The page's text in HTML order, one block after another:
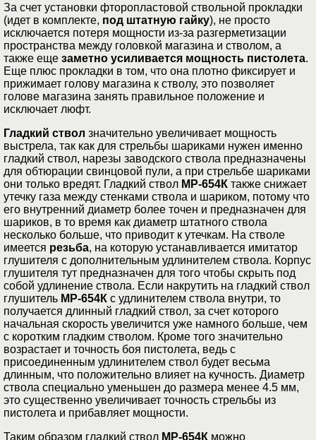
За счет установки фторопластовой ствольной прокладки
(идет в комплекте, под штатную гайку), не просто
исключается потеря мощности из-за разгерметизации
пространства между головкой магазина и стволом, а
также еще заметно усиливается мощность пистолета.
Еще плюс прокладки в том, что она плотно фиксирует и
прижимает голову магазина к стволу, это позволяет
голове магазина занять правильное положение и
исключает люфт.
Гладкий ствол значительно увеличивает мощность
выстрела, так как для стрельбы шариками нужен именно
гладкий ствол, нарезы заводского ствола предназначены
для обтюрации свинцовой пули, а при стрельбе шариками
они только вредят. Гладкий ствол МР-654К также снижает
утечку газа между стенками ствола и шариком, потому что
его внутренний диаметр более точен и предназначен для
шариков, в то время как диаметр штатного ствола
несколько больше, что приводит к утечкам. На стволе
имеется резьба, на которую устанавливается имитатор
глушителя с дополнительным удлинителем ствола. Корпус
глушителя тут предназначен для того чтобы скрыть под
собой удлинение ствола. Если накрутить на гладкий ствол
глушитель МР-654К с удлинителем ствола внутри, то
получается длинный гладкий ствол, за счет которого
начальная скорость увеличится уже намного больше, чем
с коротким гладким стволом. Кроме того значительно
возрастает и точность боя пистолета, ведь с
присоединенным удлинителем ствол будет весьма
длинным, что положительно влияет на кучность. Диаметр
ствола специально уменьшен до размера менее 4.5 мм,
это существенно увеличивает точность стрельбы из
пистолета и прибавляет мощности.
Таким образом гладкий ствол МР-654К можно